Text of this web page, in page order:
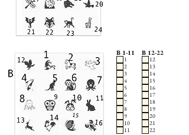
B 1-11
1
2
3
4
5
6
7
8
9
10
11
B 12-22
12
13
14
15
16
17
18
19
20
21
22